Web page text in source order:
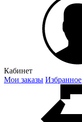
Кабинет
Мои заказы Избранное